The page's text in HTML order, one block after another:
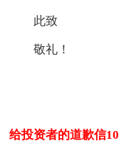
此致
敬礼！
给投资者的道歉信10